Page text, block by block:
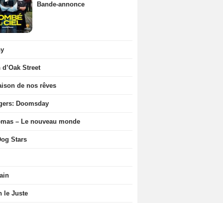
Bande-annonce
d’Oak Street
de nos rêves
Doomsday
– Le nouveau monde
Stars
le Juste